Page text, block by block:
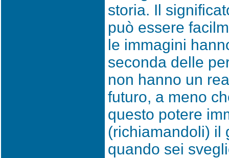
storia. Il
può essere
le immagini
seconda delle
non hanno un
futuro, a meno
questo potere
(richiamandoli) il
quando sei